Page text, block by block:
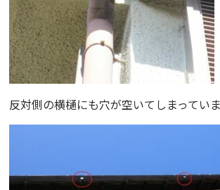
反対側の横樋にも穴が空いてしまっていま